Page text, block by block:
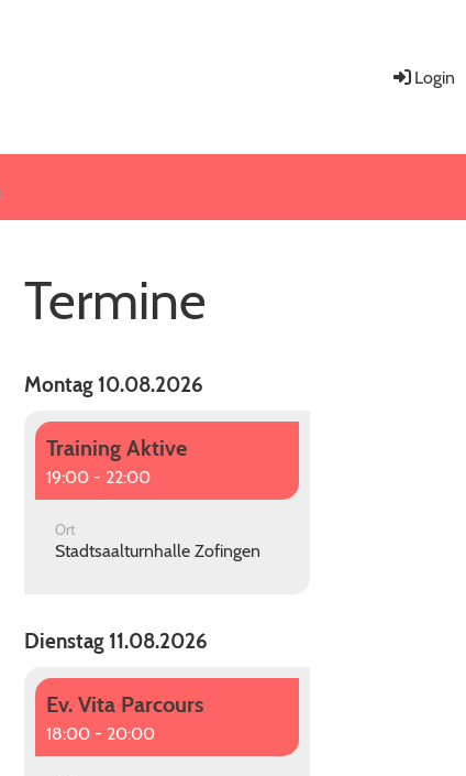
Login
Termine
Montag 10.08.2026
Training Aktive
19:00 - 22:00
Ort
Stadtsaalturnhalle Zofingen
Dienstag 11.08.2026
Ev. Vita Parcours
18:00 - 20:00